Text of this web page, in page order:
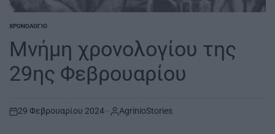
POSTED
ΧΡΟΝΟΛΌΓΙΟ
Μνήμη χρονολογίου της
29ης Φεβρουαρίου
on
29 Φεβρουαρίου 2024 AgrinioStories